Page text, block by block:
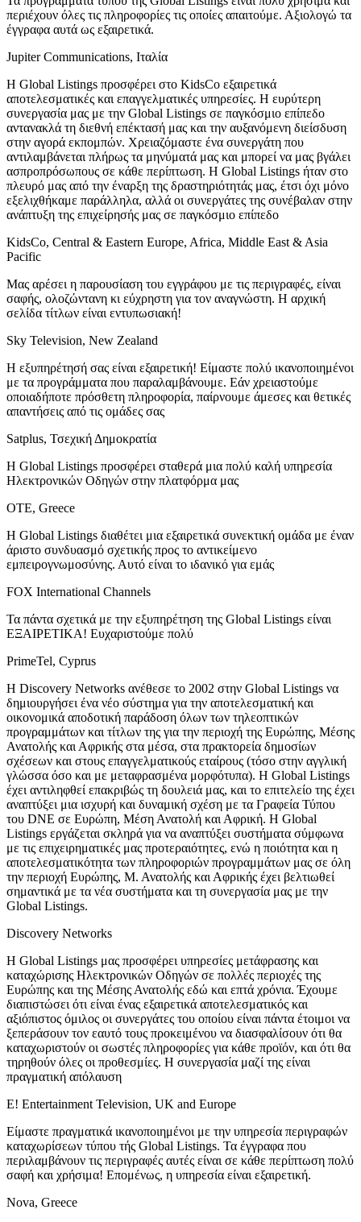
περιέχουν όλες τις πληροφορίες τις οποίες απαιτούμε. Αξιολογώ τα
έγγραφα αυτά ως εξαιρετικά.
Jupiter Communications, Ιταλία
Η Global Listings προσφέρει στο KidsCo εξαιρετικά
αποτελεσματικές και επαγγελματικές υπηρεσίες. Η ευρύτερη
συνεργασία μας με την Global Listings σε παγκόσμιο επίπεδο
αντανακλά τη διεθνή επέκτασή μας και την αυξανόμενη διείσδυση
στην αγορά εκπομπών. Χρειαζόμαστε ένα συνεργάτη που
αντιλαμβάνεται πλήρως τα μηνύματά μας και μπορεί να μας βγάλει
ασπροπρόσωπους σε κάθε περίπτωση. Η Global Listings ήταν στο
πλευρό μας από την έναρξη της δραστηριότητάς μας, έτσι όχι μόνο
εξελιχθήκαμε παράλληλα, αλλά οι συνεργάτες της συνέβαλαν στην
ανάπτυξη της επιχείρησής μας σε παγκόσμιο επίπεδο
KidsCo, Central & Eastern Europe, Africa, Middle East & Asia
Pacific
Μας αρέσει η παρουσίαση του εγγράφου με τις περιγραφές, είναι
σαφής, ολοζώντανη κι εύχρηστη για τον αναγνώστη. Η αρχική
σελίδα τίτλων είναι εντυπωσιακή!
Sky Television, New Zealand
Η εξυπηρέτησή σας είναι εξαιρετική! Είμαστε πολύ ικανοποιημένοι
με τα προγράμματα που παραλαμβάνουμε. Εάν χρειαστούμε
οποιαδήποτε πρόσθετη πληροφορία, παίρνουμε άμεσες και θετικές
απαντήσεις από τις ομάδες σας
Satplus, Τσεχική Δημοκρατία
Η Global Listings προσφέρει σταθερά μια πολύ καλή υπηρεσία
Ηλεκτρονικών Οδηγών στην πλατφόρμα μας
OTE, Greece
Η Global Listings διαθέτει μια εξαιρετικά συνεκτική ομάδα με έναν
άριστο συνδυασμό σχετικής προς το αντικείμενο
εμπειρογνωμοσύνης. Αυτό είναι το ιδανικό για εμάς
FOX International Channels
Τα πάντα σχετικά με την εξυπηρέτηση της Global Listings είναι
ΕΞΑΙΡΕΤΙΚΑ! Ευχαριστούμε πολύ
PrimeTel, Cyprus
Η Discovery Networks ανέθεσε το 2002 στην Global Listings να
δημιουργήσει ένα νέο σύστημα για την αποτελεσματική και
οικονομικά αποδοτική παράδοση όλων των τηλεοπτικών
προγραμμάτων και τίτλων της για την περιοχή της Ευρώπης, Μέσης
Ανατολής και Αφρικής στα μέσα, στα πρακτορεία δημοσίων
σχέσεων και στους επαγγελματικούς εταίρους (τόσο στην αγγλική
γλώσσα όσο και με μεταφρασμένα μορφότυπα). Η Global Listings
έχει αντιληφθεί επακριβώς τη δουλειά μας, και το επιτελείο της έχει
αναπτύξει μια ισχυρή και δυναμική σχέση με τα Γραφεία Τύπου
του DNE σε Ευρώπη, Μέση Ανατολή και Αφρική. Η Global
Listings εργάζεται σκληρά για να αναπτύξει συστήματα σύμφωνα
με τις επιχειρηματικές μας προτεραιότητες, ενώ η ποιότητα και η
αποτελεσματικότητα των πληροφοριών προγραμμάτων μας σε όλη
την περιοχή Ευρώπης, Μ. Ανατολής και Αφρικής έχει βελτιωθεί
σημαντικά με τα νέα συστήματα και τη συνεργασία μας με την
Global Listings.
Discovery Networks
Η Global Listings μας προσφέρει υπηρεσίες μετάφρασης και
καταχώρισης Ηλεκτρονικών Οδηγών σε πολλές περιοχές της
Ευρώπης και της Μέσης Ανατολής εδώ και επτά χρόνια. Έχουμε
διαπιστώσει ότι είναι ένας εξαιρετικά αποτελεσματικός και
αξιόπιστος όμιλος οι συνεργάτες του οποίου είναι πάντα έτοιμοι να
ξεπεράσουν τον εαυτό τους προκειμένου να διασφαλίσουν ότι θα
καταχωριστούν οι σωστές πληροφορίες για κάθε προϊόν, και ότι θα
τηρηθούν όλες οι προθεσμίες. Η συνεργασία μαζί της είναι
πραγματική απόλαυση
E! Entertainment Television, UK and Europe
Είμαστε πραγματικά ικανοποιημένοι με την υπηρεσία περιγραφών
καταχωρίσεων τύπου τής Global Listings. Τα έγγραφα που
περιλαμβάνουν τις περιγραφές αυτές είναι σε κάθε περίπτωση πολύ
σαφή και χρήσιμα! Επομένως, η υπηρεσία είναι εξαιρετική.
Nova, Greece